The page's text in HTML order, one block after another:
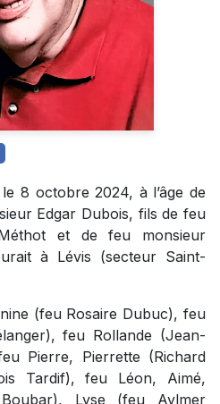
8 octobre 2024, à l’âge de
Edgar Dubois, fils de feu
et de feu monsieur
à Lévis (secteur Saint-
(feu Rosaire Dubuc), feu
feu Rollande (Jean-
Pierre, Pierrette (Richard
Tardif), feu Léon, Aimé,
Lyse (feu Aylmer